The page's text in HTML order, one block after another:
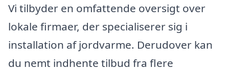
Vi tilbyder en omfattende oversigt over
lokale firmaer, der specialiserer sig i
installation af jordvarme. Derudover kan
du nemt indhente tilbud fra flere